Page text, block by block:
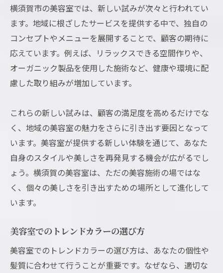
横須賀市の美容室では、新しい試みが次々と行われてい
ます。地域に根ざしたサービスを提供する中で、独自の
コンセプトやメニューを展開することで、顧客の期待に
応えています。例えば、リラックスできる空間作りや、
オーガニック製品を使用した施術など、健康や環境に配
慮した取り組みが増加しています。
これらの新しい試みは、顧客の満足度を高めるだけでな
く、地域の美容室の魅力をさらに引き出す要因となって
います。美容室が提供する新しい体験を通じて、あなた
自身のスタイルや美しさを再発見する機会が広がるでし
ょう。横須賀の美容室は、ただの美容施術の場ではな
く、個々の美しさを引き出すための場所として進化して
います。
美容室でのトレンドカラーの選び方
美容室でのトレンドカラーの選び方は、あなたの個性や
髪質に合わせて行うことが重要です。なぜなら、適切な